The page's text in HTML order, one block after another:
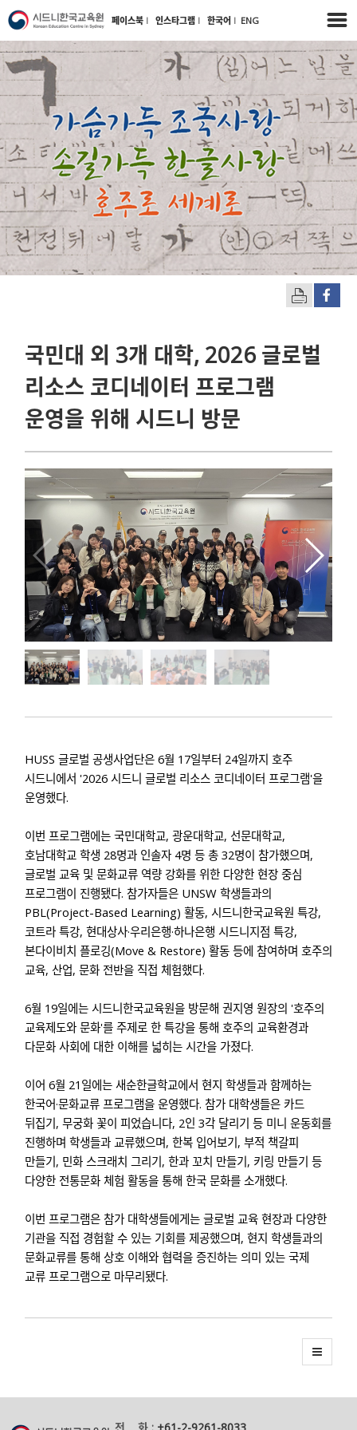
페이스북 l 인스타그램 l 한국어 l ENG
국민대 외 3개 대학, 2026 글로벌
리소스 코디네이터 프로그램
운영을 위해 시드니 방문
HUSS 글로벌 공생사업단은 6월 17일부터 24일까지 호주
시드니에서 '2026 시드니 글로벌 리소스 코디네이터 프로그램'을
운영했다.
이번 프로그램에는 국민대학교, 광운대학교, 선문대학교,
호남대학교 학생 28명과 인솔자 4명 등 총 32명이 참가했으며,
글로벌 교육 및 문화교류 역량 강화를 위한 다양한 현장 중심
프로그램이 진행됐다. 참가자들은 UNSW 학생들과의
PBL(Project-Based Learning) 활동, 시드니한국교육원 특강,
코트라 특강, 현대상사·우리은행·하나은행 시드니지점 특강,
본다이비치 플로깅(Move & Restore) 활동 등에 참여하며 호주의
교육, 산업, 문화 전반을 직접 체험했다.
6월 19일에는 시드니한국교육원을 방문해 권지영 원장의 '호주의
교육제도와 문화'를 주제로 한 특강을 통해 호주의 교육환경과
다문화 사회에 대한 이해를 넓히는 시간을 가졌다.
이어 6월 21일에는 새순한글학교에서 현지 학생들과 함께하는
한국어·문화교류 프로그램을 운영했다. 참가 대학생들은 카드
뒤집기, 무궁화 꽃이 피었습니다, 2인 3각 달리기 등 미니 운동회를
진행하며 학생들과 교류했으며, 한복 입어보기, 부적 책갈피
만들기, 민화 스크래치 그리기, 한과 꼬치 만들기, 키링 만들기 등
다양한 전통문화 체험 활동을 통해 한국 문화를 소개했다.
이번 프로그램은 참가 대학생들에게는 글로벌 교육 현장과 다양한
기관을 직접 경험할 수 있는 기회를 제공했으며, 현지 학생들과의
문화교류를 통해 상호 이해와 협력을 증진하는 의미 있는 국제
교류 프로그램으로 마무리됐다.
전 화 : +61-2-9261-8033